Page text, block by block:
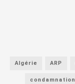
Algérie ARP
condamnation